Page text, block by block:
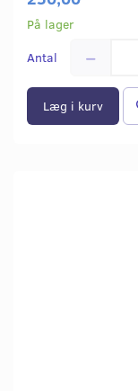
På lager
Antal
Læg i kurv